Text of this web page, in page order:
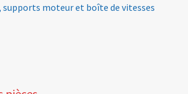
moteur et boîte de vitesses